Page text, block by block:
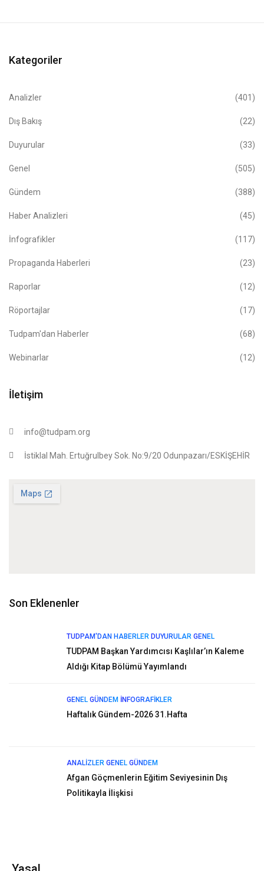
Kategoriler
Analizler (401)
Dış Bakış (22)
Duyurular (33)
Genel (505)
Gündem (388)
Haber Analizleri (45)
İnfografikler (117)
Propaganda Haberleri (23)
Raporlar (12)
Röportajlar (17)
Tudpam'dan Haberler (68)
Webinarlar (12)
İletişim
info@tudpam.org
İstiklal Mah. Ertuğrulbey Sok. No:9/20 Odunpazarı/ESKİŞEHİR
Son Eklenenler
TUDPAM'DAN HABERLER DUYURULAR GENEL
TUDPAM Başkan Yardımcısı Kaşlılar’ın Kaleme
Aldığı Kitap Bölümü Yayımlandı
GENEL GÜNDEM İNFOGRAFIKLER
Haftalık Gündem-2026 31.Hafta
ANALIZLER GENEL GÜNDEM
Afgan Göçmenlerin Eğitim Seviyesinin Dış
Politikayla İlişkisi